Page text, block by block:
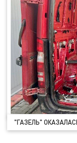
"ГАЗЕЛЬ"